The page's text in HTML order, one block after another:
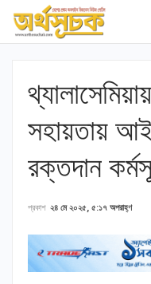
সহায়তায়
রক্তদান
প্রকাশ ২৪ মে ২০২৫, ৫:১৭ অপরাহ্ণ